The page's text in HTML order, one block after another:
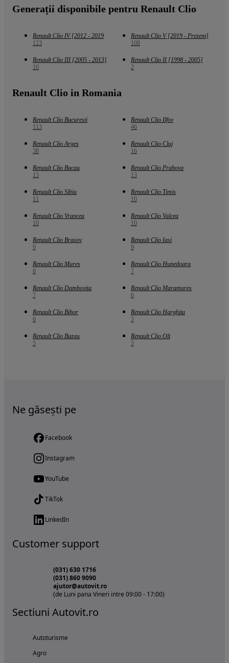
Generații disponibile pentru Renault Clio
Renault Clio IV [2012 - 2019
123
Renault Clio V [2019 - Prezent]
108
Renault Clio III [2005 - 2013]
10
Renault Clio II [1998 - 2005]
2
Renault Clio in Romania
Renault Clio Bucuresti
113
Renault Clio Ilfov
46
Renault Clio Arges
38
Renault Clio Cluj
16
Renault Clio Bacau
15
Renault Clio Prahova
13
Renault Clio Sibiu
11
Renault Clio Timis
10
Renault Clio Vrancea
10
Renault Clio Valcea
10
Renault Clio Brasov
9
Renault Clio Iasi
9
Renault Clio Mures
8
Renault Clio Hunedoara
7
Renault Clio Dambovita
7
Renault Clio Maramures
6
Renault Clio Bihor
6
Renault Clio Harghita
5
Renault Clio Buzau
5
Renault Clio Olt
5
Ne găsești pe
Facebook
Instagram
YouTube
TikTok
LinkedIn
Customer support
(031) 630 1716
(031) 860 9090
ajutor@autovit.ro
(de Luni pana Vineri intre 09:00 - 17:00)
Sectiuni Autovit.ro
Autoturisme
Agro